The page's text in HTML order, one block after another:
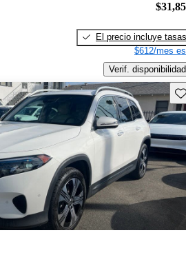
El precio incluye tasas
$612/mes
Verif. disponibilidad